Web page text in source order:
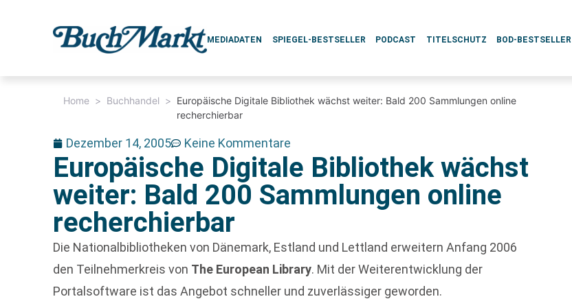
MEDIADATEN SPIEGEL-BESTSELLER PODCAST TITELSCHUTZ BOD-BESTSELLER
Home > Buchhandel > Europäische Digitale Bibliothek wächst weiter: Bald 200 Sammlungen online
recherchierbar
Dezember 14, 2005 Keine Kommentare
Europäische Digitale Bibliothek wächst
weiter: Bald 200 Sammlungen online
recherchierbar
Die Nationalbibliotheken von Dänemark, Estland und Lettland erweitern Anfang 2006
den Teilnehmerkreis von The European Library. Mit der Weiterentwicklung der
Portalsoftware ist das Angebot schneller und zuverlässiger geworden.